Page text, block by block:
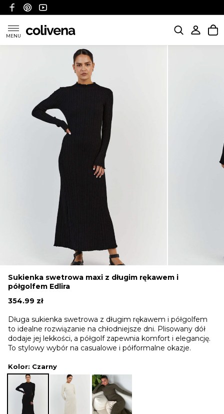
MENU
KATEGORIE
POLITYKA ZWROTÓW I REFUNDACJI
Sukienka swetrowa maxi z długim rękawem i
półgolfem Edlira
354.99 zł
Długa sukienka swetrowa z długim rękawem i półgolfem
to idealne rozwiązanie na chłodniejsze dni. Plisowany dół
dodaje jej lekkości, a półgolf zapewnia komfort i elegancję.
To stylowy wybór na casualowe i półformalne okazje.
Kolor: Czarny